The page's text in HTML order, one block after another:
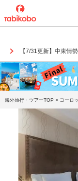
【7/31更新】中東情
海外旅行・ツアーTOP > ヨーロ